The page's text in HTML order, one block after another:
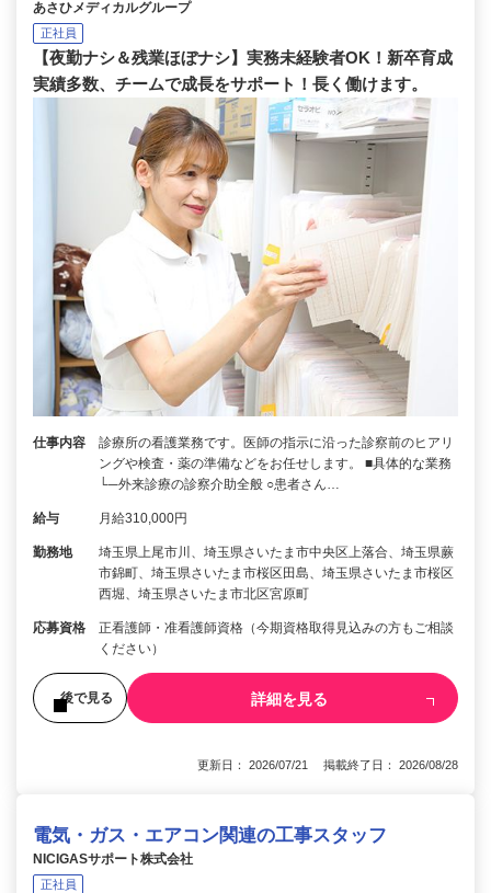
あさひメディカルグループ
正社員
【夜勤ナシ＆残業ほぼナシ】実務未経験者OK！新卒育成
実績多数、チームで成長をサポート！長く働けます。
仕事内容
診療所の看護業務です。医師の指示に沿った診察前のヒアリ
ングや検査・薬の準備などをお任せします。 ■具体的な業務
└─外来診療の診察介助全般 ○患者さん…
給与 月給310,000円
勤務地
埼玉県上尾市川、埼玉県さいたま市中央区上落合、埼玉県蕨
市錦町、埼玉県さいたま市桜区田島、埼玉県さいたま市桜区
西堀、埼玉県さいたま市北区宮原町
応募資格
正看護師・准看護師資格（今期資格取得見込みの方もご相談
ください）
後で見る 詳細を見る
更新日： 2026/07/21 掲載終了日： 2026/08/28
電気・ガス・エアコン関連の工事スタッフ
NICIGASサポート株式会社
正社員